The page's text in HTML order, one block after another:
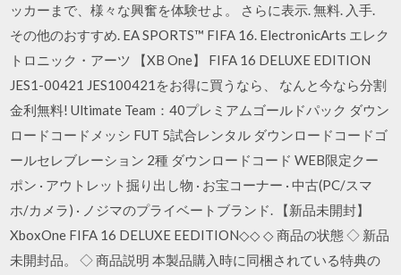
ッカーまで、様々な興奮を体験せよ。 さらに表示. 無料. 入手.
その他のおすすめ. EA SPORTS™ FIFA 16. ElectronicArts エレク
トロニック・アーツ 【XB One】 FIFA 16 DELUXE EDITION
JES1-00421 JES100421をお得に買うなら、 なんと今なら分割
金利無料! Ultimate Team：40プレミアムゴールドパック ダウン
ロードコードメッシ FUT 5試合レンタル ダウンロードコードゴ
ールセレブレーション 2種 ダウンロードコード WEB限定クー
ポン · アウトレット掘り出し物 · お宝コーナー · 中古(PC/スマ
ホ/カメラ) · ノジマのプライベートブランド. 【新品未開封】
XboxOne FIFA 16 DELUXE EEDITION◇◇ ◇ 商品の状態 ◇ 新品
未開封品。 ◇ 商品説明 本製品購入時に同梱されている特典の